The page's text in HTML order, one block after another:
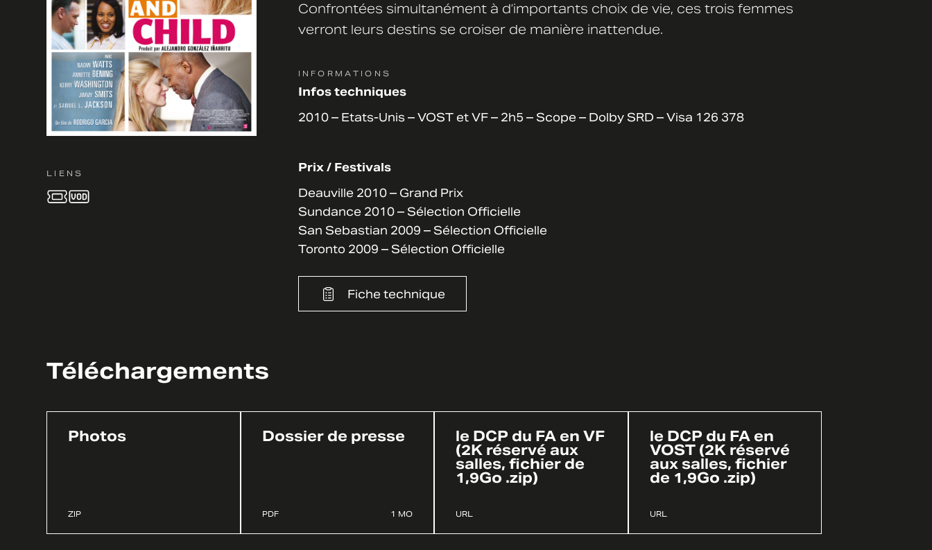
LIENS
Confrontées simultanément à d’importants choix de vie, ces trois femmes
verront leurs destins se croiser de manière inattendue.
INFORMATIONS
Infos techniques
2010 – Etats-Unis – VOST et VF – 2h5 – Scope – Dolby SRD – Visa 126 378
Prix / Festivals
Deauville 2010 – Grand Prix
Sundance 2010 – Sélection Officielle
San Sebastian 2009 – Sélection Officielle
Toronto 2009 – Sélection Officielle
Fiche technique
Téléchargements
Photos
ZIP
Dossier de presse
PDF 1 MO
le DCP du FA en VF
(2K réservé aux
salles, fichier de
1,9Go .zip)
URL
le DCP du FA en
VOST (2K réservé
aux salles, fichier
de 1,9Go .zip)
URL